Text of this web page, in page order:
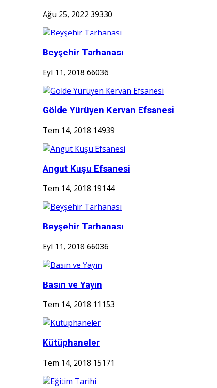
Ağu 25, 2022 39330
Beyşehir Tarhanası
Eyl 11, 2018 66036
Gölde Yürüyen Kervan Efsanesi
Tem 14, 2018 14939
Angut Kuşu Efsanesi
Tem 14, 2018 19144
Beyşehir Tarhanası
Eyl 11, 2018 66036
Basın ve Yayın
Tem 14, 2018 11153
Kütüphaneler
Tem 14, 2018 15171